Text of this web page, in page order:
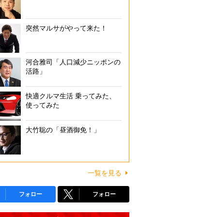
突然マルサがやって来た！
河合雅司「人口減少ニッポンの
活路」
快適クルマ生活 乗ってみた、
使ってみた
大竹聡の「昼酒御免！」
一覧を見る
フォロー フォロー